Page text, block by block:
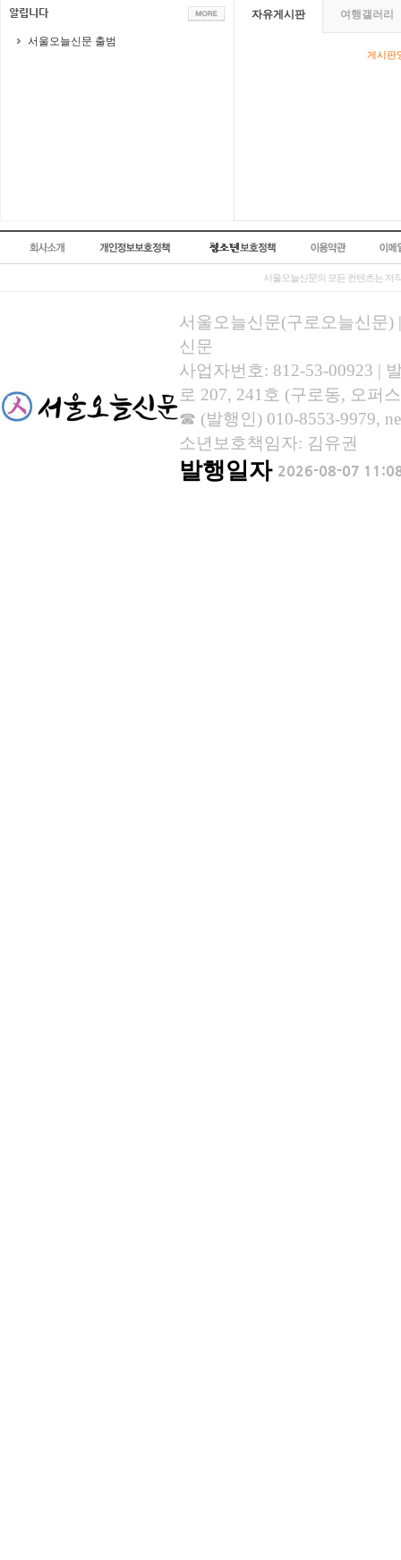
서울오늘신문 출범
자유게시판 여행갤러리
게시판
서울오늘신문의 모든 컨텐츠는 저
서울오늘신문(구로오늘신문)
신문
사업자번호: 812-53-00923 |
로 207, 241호 (구로동, 오퍼
☎ (발행인) 010-8553-9979,
소년보호책임자: 김유권
발행일자